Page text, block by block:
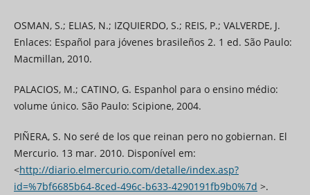
OSMAN, S.; ELIAS, N.; IZQUIERDO, S.; REIS, P.; VALVERDE, J.
Enlaces: Español para jóvenes brasileños 2. 1 ed. São Paulo:
Macmillan, 2010.
PALACIOS, M.; CATINO, G. Espanhol para o ensino médio:
volume único. São Paulo: Scipione, 2004.
PIÑERA, S. No seré de los que reinan pero no gobiernan. El
Mercurio. 13 mar. 2010. Disponível em:
<http://diario.elmercurio.com/detalle/index.asp?
id=%7bf6685b64-8ced-496c-b633-4290191fb9b0%7d >.